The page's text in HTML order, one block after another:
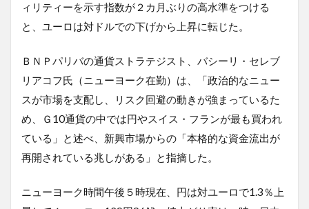
ィリティーを示す指数が２カ月ぶりの高水準をつける
と、ユーロは対ドルでの下げから上昇に転じた。
ＢＮＰパリバの通貨ストラテジスト、バシーリ・セレブ
リアコフ氏（ニューヨーク在勤）は、「政治的なニュー
スが市場を支配し、リスク回避の動きが強まっているた
め、Ｇ10通貨の中では円やスイス・フランが最も買われ
ている」と述べ、新興市場からの「本格的な資金流出が
再開されている兆しがある」と指摘した。
ニューヨーク時間午後５時現在、円は対ユーロで1.3％上